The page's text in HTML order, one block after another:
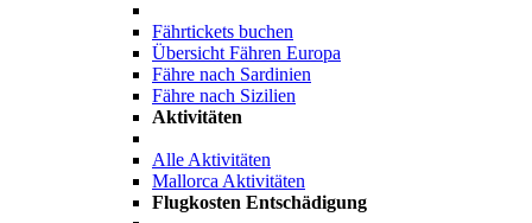
Fährtickets buchen
Übersicht Fähren Europa
Fähre nach Sardinien
Fähre nach Sizilien
Aktivitäten
Alle Aktivitäten
Mallorca Aktivitäten
Flugkosten Entschädigung